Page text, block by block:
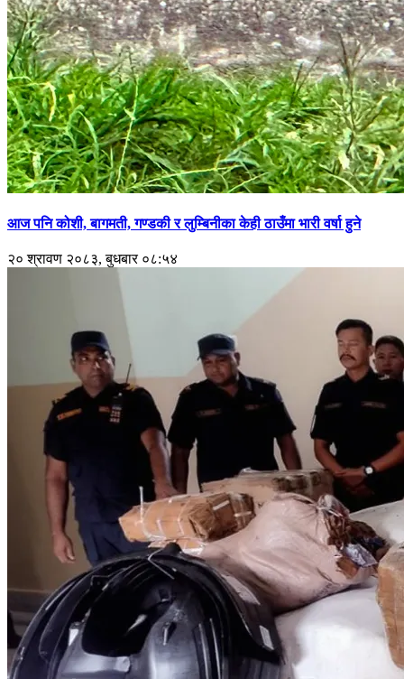
आज पनि कोशी, बागमती, गण्डकी र लुम्बिनीका केही ठाउँमा भारी वर्षा हुने
२० श्रावण २०८३, बुधबार ०८:५४